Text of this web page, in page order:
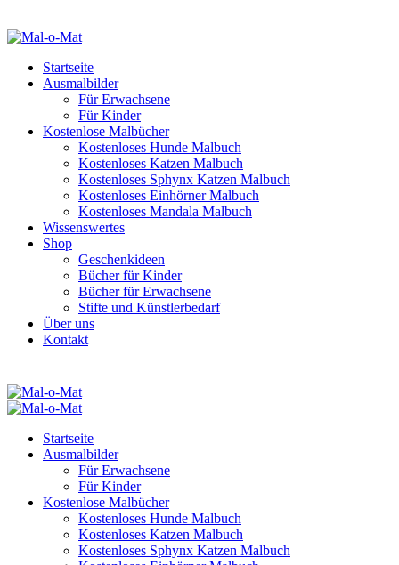
Startseite
Ausmalbilder
Für Erwachsene
Für Kinder
Kostenlose Malbücher
Kostenloses Hunde Malbuch
Kostenloses Katzen Malbuch
Kostenloses Sphynx Katzen Malbuch
Kostenloses Einhörner Malbuch
Kostenloses Mandala Malbuch
Wissenswertes
Shop
Geschenkideen
Bücher für Kinder
Bücher für Erwachsene
Stifte und Künstlerbedarf
Über uns
Kontakt
Startseite
Ausmalbilder
Für Erwachsene
Für Kinder
Kostenlose Malbücher
Kostenloses Hunde Malbuch
Kostenloses Katzen Malbuch
Kostenloses Sphynx Katzen Malbuch